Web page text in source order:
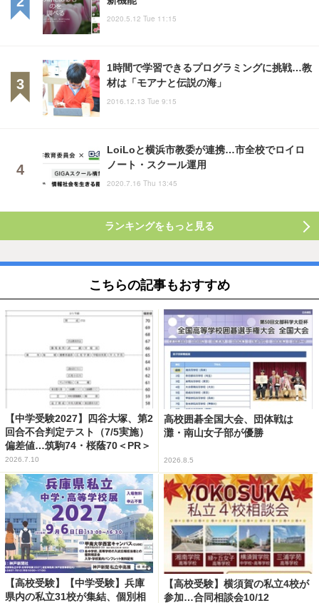
2020.5.12 Tue 11:15
1時間で学習できるプログラミングに挑戦…教
材は「モアナと伝説の海」
2016.12.13 Tue 9:15
LoiLoと横浜市教委が連携…市全校でロイロ
ノート・スクール運用
2020.7.16 Thu 13:45
ランキングをもっと見る
こちらの記事もおすすめ
【中学受験2027】四谷大塚、第2
回合不合判定テスト（7/5実施）
偏差値…筑駒74・桜蔭70＜PR＞
2026.7.10
高校囲碁全国大会、団体戦は
灘・南山女子部が優勝
2026.8.5
【高校受験】【中学受験】兵庫
県内の私立31校が集結、個別相
【高校受験】横須賀の私立4校が
参加…合同相談会10/12